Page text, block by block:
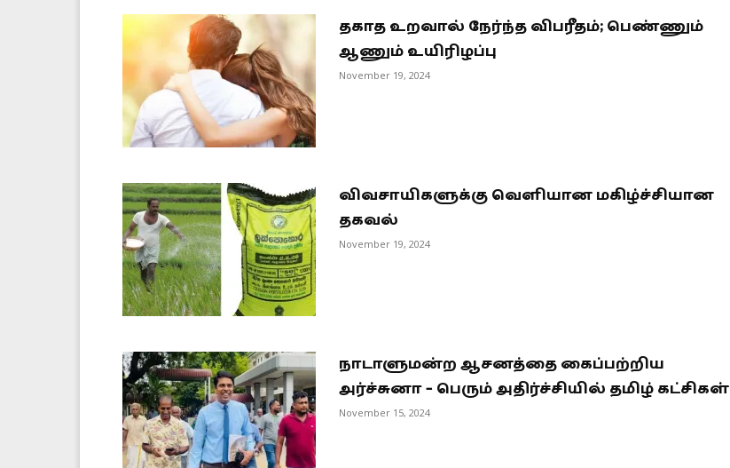
தகாத உறவால் நேர்ந்த விபரீதம்; பெண்ணும்
ஆணும் உயிரிழப்பு
November 19, 2024
விவசாயிகளுக்கு வெளியான மகிழ்ச்சியான
தகவல்
November 19, 2024
நாடாளுமன்ற ஆசனத்தை கைப்பற்றிய
அர்ச்சுனா – பெரும் அதிர்ச்சியில் தமிழ் கட்சிகள்
November 15, 2024